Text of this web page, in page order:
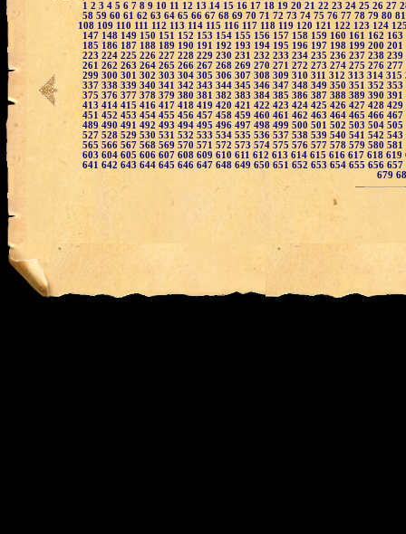
1 2 3 4 5 6 7 8 9 10 11 12 1314 15 16 17 18 19 20 21 22 23 24 25 26 27
58 59 60 61 62 63 64 65 66 67 68 69 70 71 72 73 74 75 76 77 78 79 80
108 109 110 111 112 113 114 115 116 117 118 119 120 121 122 123 124
147 148 149 150 151 152 153 154 155 156 157 158 159 160 161 162 163
185 186 187 188 189 190 191 192 193 194 195 196 197 198 199 200 201
223 224 225 226 227 228 229 230 231 232 233 234 235 236 237 238 239
261 262 263 264 265 266 267 268 269 270 271 272 273 274 275 276 277
299 300 301 302 303 304 305 306 307 308 309 310 311 312 313 314 315
337 338 339 340 341 342 343 344 345 346 347 348 349 350 351 352 353
375 376 377 378 379 380 381 382 383 384 385 386 387 388 389 390 391
413 414 415 416 417 418 419 420 421 422 423 424 425 426 427 428 429
451 452 453 454 455 456 457 458 459 460 461 462 463 464 465 466 467
489 490 491 492 493 494 495 496 497 498 499 500 501 502 503 504 505
527 528 529 530 531 532 533 534 535 536 537 538 539 540 541 542 543
565 566 567 568 569 570 571 572 573 574 575 576 577 578 579 580 581
603 604 605 606 607 608 609 610 611 612 613 614 615 616 617 618 619
641 642 643 644 645 646 647 648 649 650 651 652 653 654 655 656 657
679